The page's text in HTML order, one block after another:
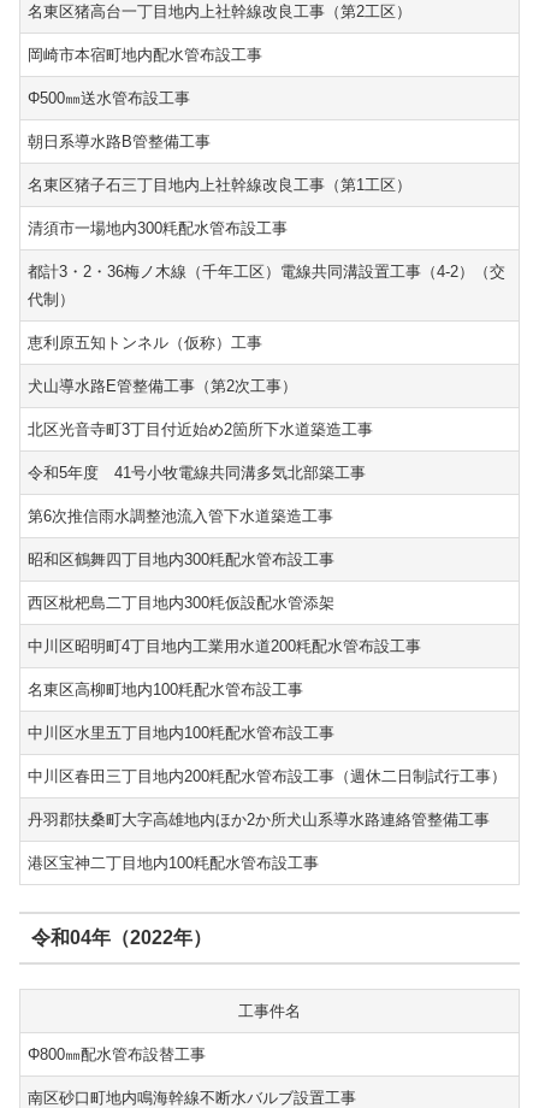
名東区猪高台一丁目地内上社幹線改良工事（第2工区）
岡崎市本宿町地内配水管布設工事
Φ500㎜送水管布設工事
朝日系導水路B管整備工事
名東区猪子石三丁目地内上社幹線改良工事（第1工区）
清須市一場地内300粍配水管布設工事
都計3・2・36梅ノ木線（千年工区）電線共同溝設置工事（4-2）（交
代制）
恵利原五知トンネル（仮称）工事
犬山導水路E管整備工事（第2次工事）
北区光音寺町3丁目付近始め2箇所下水道築造工事
令和5年度 41号小牧電線共同溝多気北部築工事
第6次推信雨水調整池流入管下水道築造工事
昭和区鶴舞四丁目地内300粍配水管布設工事
西区枇杷島二丁目地内300粍仮設配水管添架
中川区昭明町4丁目地内工業用水道200粍配水管布設工事
名東区高柳町地内100粍配水管布設工事
中川区水里五丁目地内100粍配水管布設工事
中川区春田三丁目地内200粍配水管布設工事（週休二日制試行工事）
丹羽郡扶桑町大字高雄地内ほか2か所犬山系導水路連絡管整備工事
港区宝神二丁目地内100粍配水管布設工事
令和04年（2022年）
工事件名
Φ800㎜配水管布設替工事
南区砂口町地内鳴海幹線不断水バルブ設置工事